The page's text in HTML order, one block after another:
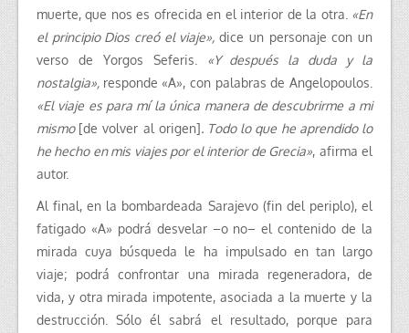
muerte, que nos es ofrecida en el interior de la otra. «En
el principio Dios creó el viaje»,dice un personaje con un
verso de Yorgos Seferis. «Y después la duda y la
nostalgia», responde «A», con palabras de Angelopoulos.
«El viaje es para mí la única manera de descubrirme a mi
mismo [de volver al origen]. Todo lo que he aprendido lo
he hecho en mis viajes por el interior de Grecia», afirma el
autor.
Al final, en la bombardeada Sarajevo (fin del periplo), el
fatigado «A» podrá desvelar –o no– el contenido de la
mirada cuya búsqueda le ha impulsado en tan largo
viaje; podrá confrontar una mirada regeneradora, de
vida, y otra mirada impotente, asociada a la muerte y la
destrucción. Sólo él sabrá el resultado, porque para